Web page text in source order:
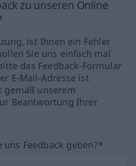
zu unseren Online
ist Ihnen ein Fehler
Sie uns einfach mal
das Feedback-Formular
E-Mail-Adresse ist
unserem
Beantwortung Ihrer
uns Feedback geben?*